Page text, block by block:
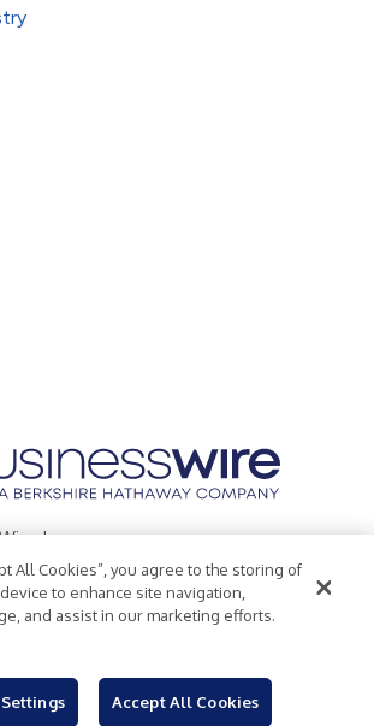
Inc.
Policy
Accessibility Statement
All Cookies”, you agree to the storing of
to enhance site navigation,
and assist in our marketing efforts.
Accept All Cookies